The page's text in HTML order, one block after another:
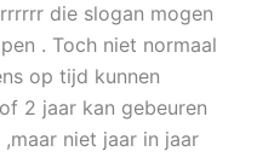
die slogan mogen
. Toch niet normaal
op tijd kunnen
2 jaar kan gebeuren
niet jaar in jaar